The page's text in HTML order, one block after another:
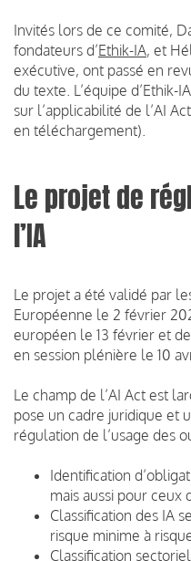
Invités lors de ce comité,
fondateurs d’Ethik-IA, et
exécutive, ont passé en
du texte. L’équipe d’Ethik-
sur l’applicabilité de l’AI
en téléchargement).
Le projet de
l’IA
Le projet a été validé par
Européenne le 2 février
européen le 13 février et
en session plénière le 10
Le champ de l’AI Act est
pose un cadre juridique et
régulation de l’usage des
Identification
mais aussi pour ceux
Classification des IA
risque minime à
Classification